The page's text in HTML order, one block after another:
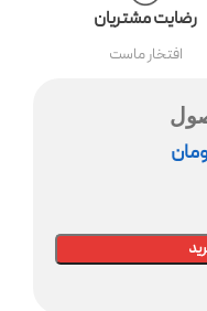
رضایت مشتریان
افتخار ماست